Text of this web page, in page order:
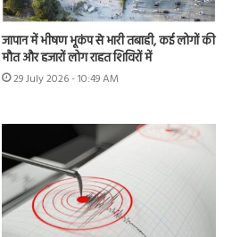
जापान में भीषण भूकंप से भारी तबाही, कई लोगों की
मौत और हजारों लोग राहत शिविरों में
29 July 2026 - 10:49 AM